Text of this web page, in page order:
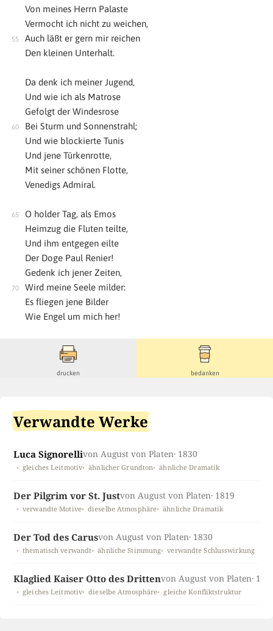
Von meines Herrn Palaste
Vermocht ich nicht zu weichen,
Auch läßt er gern mir reichen
Den kleinen Unterhalt.
Da denk ich meiner Jugend,
Und wie ich als Matrose
Gefolgt der Windesrose
Bei Sturm und Sonnenstrahl;
Und wie blockierte Tunis
Und jene Türkenrotte,
Mit seiner schönen Flotte,
Venedigs Admiral.
O holder Tag, als Emos
Heimzug die Fluten teilte,
Und ihm entgegen eilte
Der Doge Paul Renier!
Gedenk ich jener Zeiten,
Wird meine Seele milder:
Es fliegen jene Bilder
Wie Engel um mich her!
drucken bedanken
Verwandte Werke
Luca Signorellivon August von Platen· 1830
gleiches Leitmotiv ähnlicher Grundton ähnliche Dramatik
Der Pilgrim vor St. Justvon August von Platen· 1819
verwandte Motive dieselbe Atmosphäre ähnliche Dramatik
Der Tod des Carusvon August von Platen· 1830
thematisch verwandt ähnliche Stimmung verwandte Schlusswirkung
Klaglied Kaiser Otto des Drittenvon August von Platen·
gleiches Leitmotiv dieselbe Atmosphäre gleiche Konfliktstruktur